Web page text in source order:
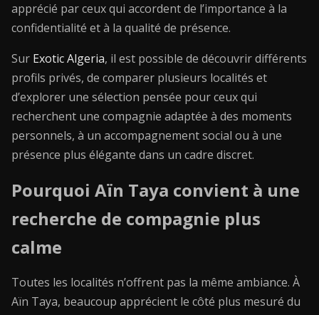
apprécié par ceux qui accordent de l’importance à la
confidentialité et à la qualité de présence.
Sur Exotic Algeria, il est possible de découvrir différents
profils privés, de comparer plusieurs localités et
d’explorer une sélection pensée pour ceux qui
recherchent une compagnie adaptée à des moments
personnels, à un accompagnement social ou à une
présence plus élégante dans un cadre discret.
Pourquoi Aïn Taya convient à une
recherche de compagnie plus
calme
Toutes les localités n’offrent pas la même ambiance. À
Aïn Taya, beaucoup apprécient le côté plus mesuré du